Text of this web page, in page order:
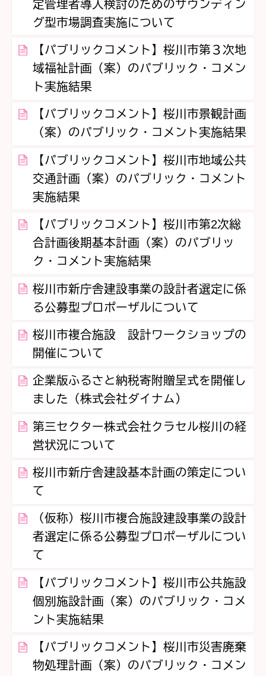
定管理者導入検討のためのサウンディン
グ型市場調査実施について
【パブリックコメント】桜川市第３次地
域福祉計画（案）のパブリック・コメン
ト実施結果
【パブリックコメント】桜川市景観計画
（案）のパブリック・コメント実施結果
【パブリックコメント】桜川市地域公共
交通計画（案）のパブリック・コメント
実施結果
【パブリックコメント】桜川市第2次総
合計画後期基本計画（案）のパブリッ
ク・コメント実施結果
桜川市新庁舎建設事業の設計者選定に係
る公募型プロポーザルについて
桜川市複合施設 設計ワークショップの
開催について
企業版ふるさと納税寄附贈呈式を開催し
ました（株式会社ダイナム）
第三セクター株式会社クラセル桜川の経
営状況について
桜川市新庁舎建設基本計画の策定につい
て
（仮称）桜川市複合施設建設事業の設計
者選定に係る公募型プロポーザルについ
て
【パブリックコメント】桜川市公共施設
個別施設計画（案）のパブリック・コメ
ント実施結果
【パブリックコメント】桜川市災害廃棄
物処理計画（案）のパブリック・コメン